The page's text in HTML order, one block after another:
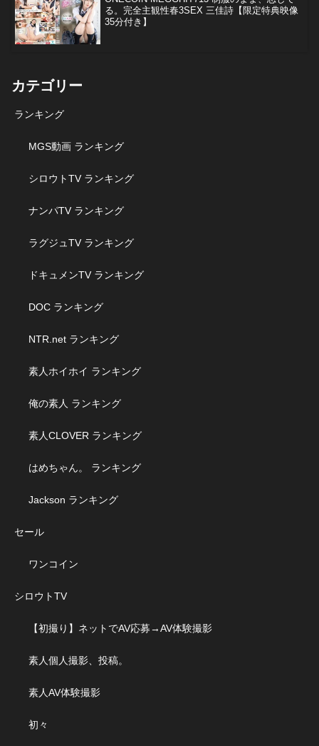
る。完全主観性春3SEX 三佳詩【限定特典映像
35分付き】
カテゴリー
ランキング
MGS動画 ランキング
シロウトTV ランキング
ナンパTV ランキング
ラグジュTV ランキング
ドキュメンTV ランキング
DOC ランキング
NTR.net ランキング
素人ホイホイ ランキング
俺の素人 ランキング
素人CLOVER ランキング
はめちゃん。 ランキング
Jackson ランキング
セール
ワンコイン
シロウトTV
【初撮り】ネットでAV応募→AV体験撮影
素人個人撮影、投稿。
素人AV体験撮影
初々